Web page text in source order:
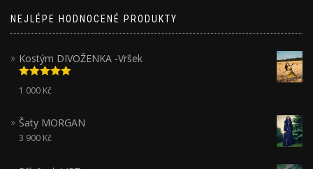
NEJLÉPE HODNOCENÉ PRODUKTY
Kostým DIVOŽENKA -Vršek
5.00z 5
1 000 Kč
Šaty MORGAN
3 900 Kč